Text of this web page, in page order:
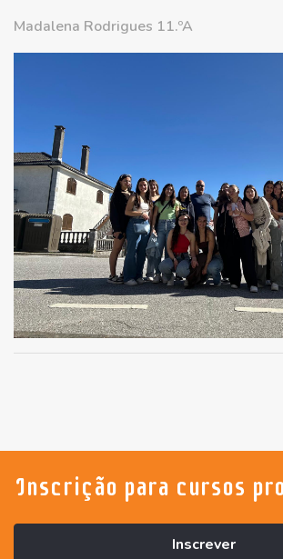
Madalena Rodrigues 11.ºA
Inscrição para cursos
Inscrever